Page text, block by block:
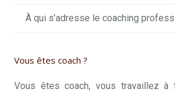
À qui s’adresse le coaching
Vous êtes coach ?
Vous êtes coach, vous travaillez